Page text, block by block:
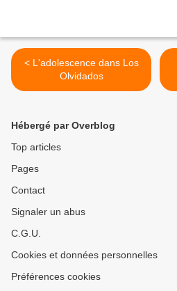
< L'adolescence dans Los
Olvidados
Hébergé par Overblog
Top articles
Pages
Contact
Signaler un abus
C.G.U.
Cookies et données personnelles
Préférences cookies